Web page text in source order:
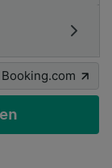
Booking.com